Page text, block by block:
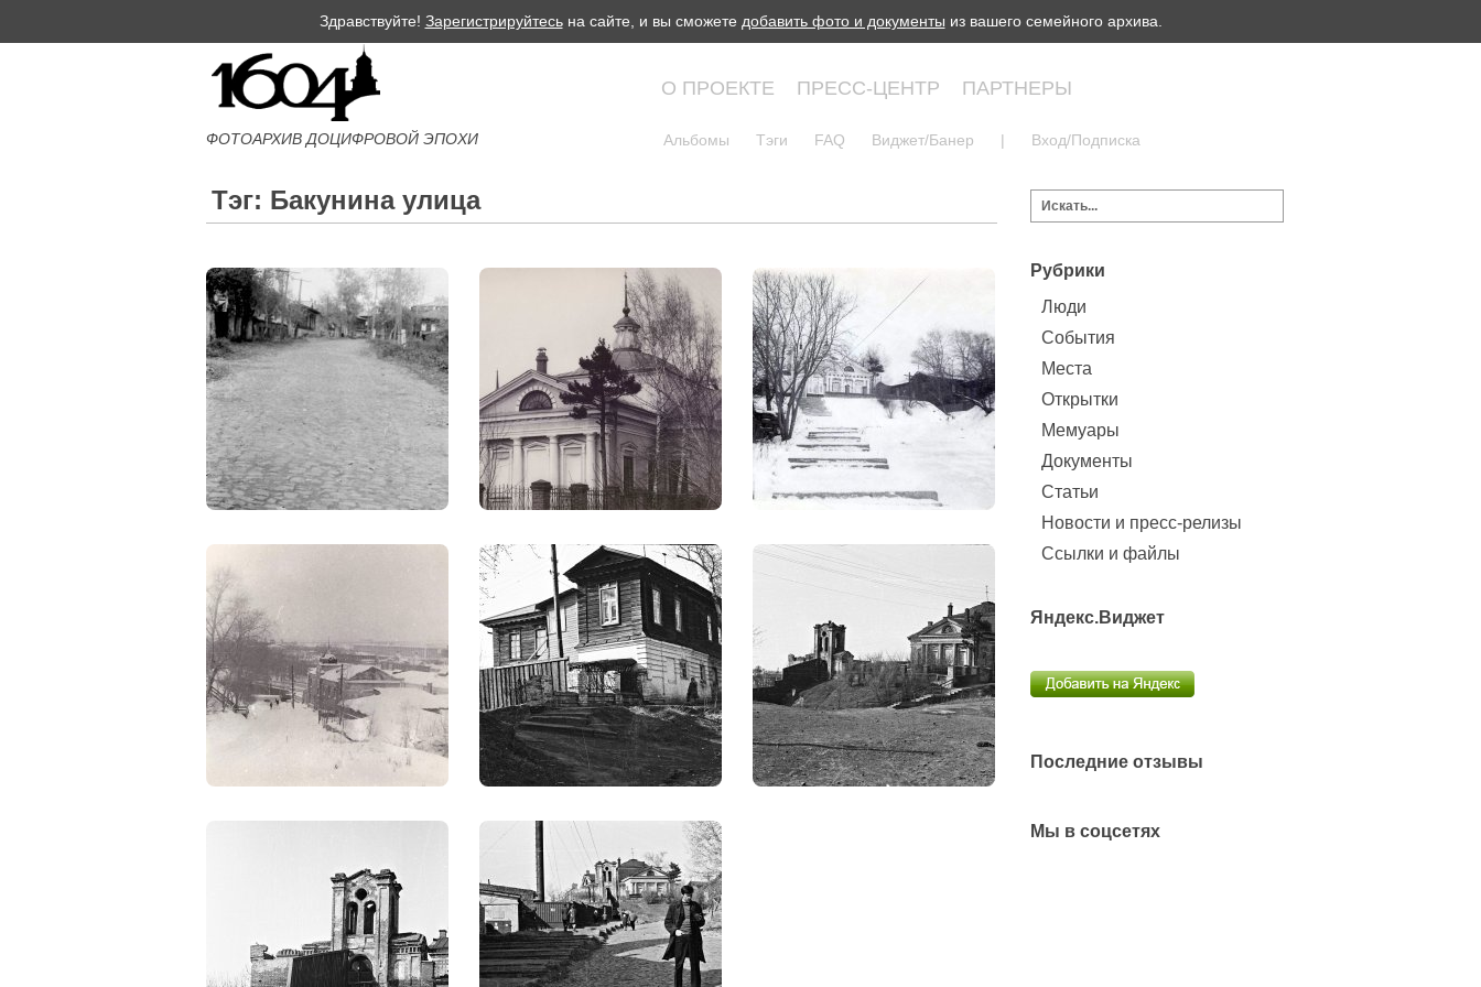
Здравствуйте! Зарегистрируйтесьна сайте, и вы сможете добавить фото и документы из вашего семейного архива.
ФОТОАРХИВ ДОЦИФРОВОЙ ЭПОХИ
О ПРОЕКТЕ ПРЕСС-ЦЕНТР ПАРТНЕРЫ
Альбомы Тэги FAQ Виджет/Банер | Вход/Подписка
Тэг: Бакунина улица
Рубрики
Люди
События
Места
Открытки
Мемуары
Документы
Статьи
Новости и пресс-релизы
Ссылки и файлы
Яндекс.Виджет
Последние отзывы
Мы в соцсетях